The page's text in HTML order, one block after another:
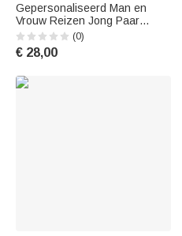
Gepersonaliseerd Man en
Vrouw Reizen Jong Paar
Vrolijk T-shirt Valentijnsdag
(0)
€ 28,00